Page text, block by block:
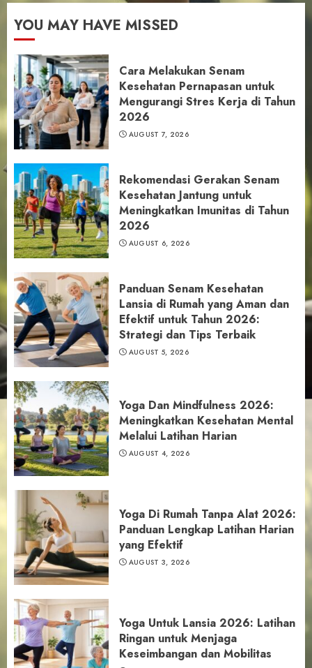
YOU MAY HAVE MISSED
Cara Melakukan Senam
Kesehatan Pernapasan untuk
Mengurangi Stres Kerja di Tahun
2026
AUGUST 7, 2026
Rekomendasi Gerakan Senam
Kesehatan Jantung untuk
Meningkatkan Imunitas di Tahun
2026
AUGUST 6, 2026
Panduan Senam Kesehatan
Lansia di Rumah yang Aman dan
Efektif untuk Tahun 2026:
Strategi dan Tips Terbaik
AUGUST 5, 2026
Yoga Dan Mindfulness 2026:
Meningkatkan Kesehatan Mental
Melalui Latihan Harian
AUGUST 4, 2026
Yoga Di Rumah Tanpa Alat 2026:
Panduan Lengkap Latihan Harian
yang Efektif
AUGUST 3, 2026
Yoga Untuk Lansia 2026: Latihan
Ringan untuk Menjaga
Keseimbangan dan Mobilitas